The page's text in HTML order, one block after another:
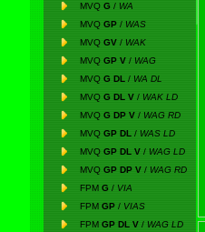
MVQ G / WA
MVQ GP / WAS
MVQ GV / WAK
MVQ GP V / WAG
MVQ G DL / WA DL
MVQ G DL V / WAK LD
MVQ G DP V / WAG RD
MVQ GP DL / WAS LD
MVQ GP DL V / WAG LD
MVQ GP DP V / WAG RD
FPM G / VIA
FPM GP / VIAS
FPM GP DL V / WAG LD